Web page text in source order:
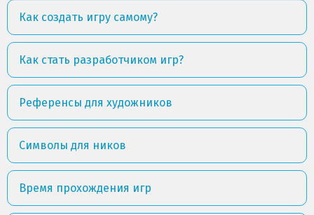
Как создать игру самому?
Как стать разработчиком игр?
Референсы для художников
Символы для ников
Время прохождения игр